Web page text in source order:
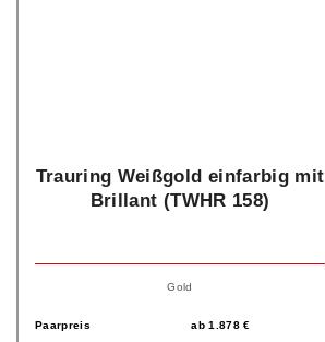
Trauring Weißgold einfarbig mit
Brillant (TWHR 158)
Gold
Paarpreis ab1.878€